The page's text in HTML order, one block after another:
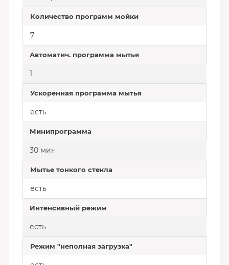
Количество программ мойки
7
Автоматич. программа мытья
1
Ускоренная программа мытья
есть
Минипрограмма
30 мин
Мытье тонкого стекла
есть
Интенсивный режим
есть
Режим "неполная загрузка"